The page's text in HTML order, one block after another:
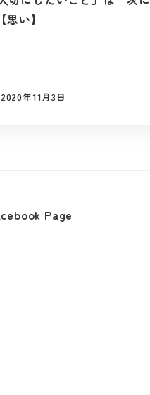
い】
投稿日
2020年11月3日
Page